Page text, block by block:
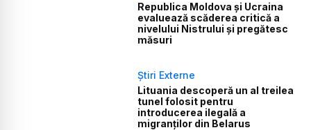
Republica Moldova și Ucraina
evaluează scăderea critică a
nivelului Nistrului și pregătesc
măsuri
Știri Externe
Lituania descoperă un al treilea
tunel folosit pentru
introducerea ilegală a
migranților din Belarus